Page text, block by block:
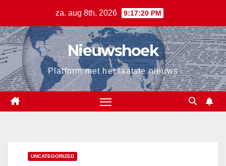
de
inhoud
za. aug 8th, 2026 9:17:21 PM
Nieuwshoek
Platform met het laatste nieuws
UNCATEGORIZED